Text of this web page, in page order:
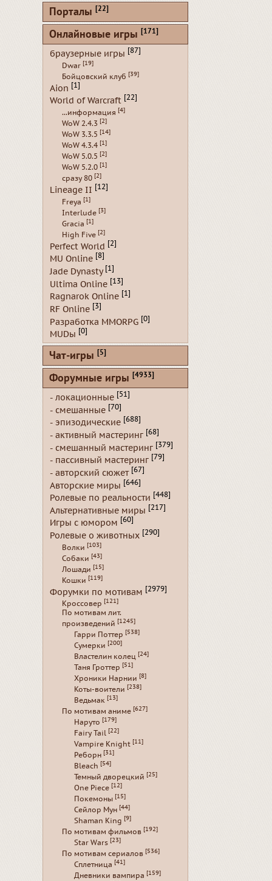
Порталы [22]
Онлайновые игры [171]
браузерные игры [87]
Dwar [19]
Бойцовский клуб [39]
Aion [1]
World of Warcraft [22]
...информация [4]
WoW 2.4.3 [2]
WoW 3.3.5 [14]
WoW 4.3.4 [1]
WoW 5.0.5 [2]
WoW 5.2.0 [1]
сразу 80 [2]
Lineage II [12]
Freya [1]
Interlude [3]
Gracia [1]
High Five [2]
Perfect World [2]
MU Online [8]
Jade Dynasty [1]
Ultima Online [13]
Ragnarok Online [1]
RF Online [3]
Разработка MMORPG [0]
MUDы [0]
Чат-игры [5]
Форумные игры [4933]
- локационные [51]
- смешанные [70]
- эпизодические [688]
- активный мастеринг [68]
- смешанный мастеринг [379]
- пассивный мастеринг [79]
- авторский сюжет [67]
Авторские миры [646]
Ролевые по реальности [448]
Альтернативные миры [217]
Игры с юмором [60]
Ролевые о животных [290]
Волки [103]
Собаки [43]
Лошади [15]
Кошки [119]
Форумки по мотивам [2979]
Кроссовер [121]
По мотивам лит.
произведений [1245]
Гарри Поттер [538]
Сумерки [200]
Властелин колец [24]
Таня Гроттер [51]
Хроники Нарнии [8]
Коты-воители [238]
Ведьмак [13]
По мотивам аниме [627]
Наруто [179]
Fairy Tail [22]
Vampire Knight [11]
Реборн [31]
Bleach [54]
Темный дворецкий [25]
One Piece [12]
Покемоны [15]
Сейлор Мун [44]
Shaman King [9]
По мотивам фильмов [192]
Star Wars [23]
По мотивам сериалов [536]
Сплетница [41]
Дневники вампира [159]